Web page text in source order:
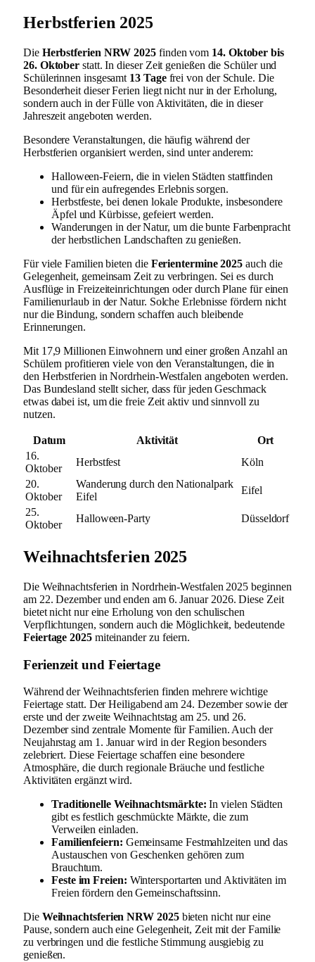
Herbstferien 2025
Die Herbstferien NRW 2025 finden vom 14. Oktober bis
26. Oktober statt. In dieser Zeit genießen die Schüler und
Schülerinnen insgesamt 13 Tagefrei von der Schule. Die
Besonderheit dieser Ferien liegt nicht nur in der Erholung,
sondern auch in der Fülle von Aktivitäten, die in dieser
Jahreszeit angeboten werden.
Besondere Veranstaltungen, die häufig während der
Herbstferien organisiert werden, sind unter anderem:
Halloween-Feiern, die in vielen Städten stattfinden
und für ein aufregendes Erlebnis sorgen.
Herbstfeste, bei denen lokale Produkte, insbesondere
Äpfel und Kürbisse, gefeiert werden.
Wanderungen in der Natur, um die bunte Farbenpracht
der herbstlichen Landschaften zu genießen.
Für viele Familien bieten die Ferientermine 2025 auch die
Gelegenheit, gemeinsam Zeit zu verbringen. Sei es durch
Ausflüge in Freizeiteinrichtungen oder durch Plane für einen
Familienurlaub in der Natur. Solche Erlebnisse fördern nicht
nur die Bindung, sondern schaffen auch bleibende
Erinnerungen.
Mit 17,9 Millionen Einwohnern und einer großen Anzahl an
Schülern profitieren viele von den Veranstaltungen, die in
den Herbstferien in Nordrhein-Westfalen angeboten werden.
Das Bundesland stellt sicher, dass für jeden Geschmack
etwas dabei ist, um die freie Zeit aktiv und sinnvoll zu
nutzen.
Datum Aktivität
Ort
16.
Oktober
Herbstfest
Köln
20.
Oktober
Wanderung durch den Nationalpark
Eifel
Eifel
25.
Oktober
Halloween-Party Düsseldorf
Weihnachtsferien 2025
Die Weihnachtsferien in Nordrhein-Westfalen 2025 beginnen
am 22. Dezember und enden am 6. Januar 2026. Diese Zeit
bietet nicht nur eine Erholung von den schulischen
Verpflichtungen, sondern auch die Möglichkeit, bedeutende
Feiertage 2025miteinander zu feiern.
Ferienzeit und Feiertage
Während der Weihnachtsferien finden mehrere wichtige
Feiertage statt. Der Heiligabend am 24. Dezember sowie der
erste und der zweite Weihnachtstag am 25. und 26.
Dezember sind zentrale Momente für Familien. Auch der
Neujahrstag am 1. Januar wird in der Region besonders
zelebriert. Diese Feiertage schaffen eine besondere
Atmosphäre, die durch regionale Bräuche und festliche
Aktivitäten ergänzt wird.
Traditionelle Weihnachtsmärkte: In vielen Städten
gibt es festlich geschmückte Märkte, die zum
Verweilen einladen.
Familienfeiern: Gemeinsame Festmahlzeiten und das
Austauschen von Geschenken gehören zum
Brauchtum.
Feste im Freien: Wintersportarten und Aktivitäten im
Freien fördern den Gemeinschaftssinn.
Die Weihnachtsferien NRW 2025bieten nicht nur eine
Pause, sondern auch eine Gelegenheit, Zeit mit der Familie
zu verbringen und die festliche Stimmung ausgiebig zu
genießen.